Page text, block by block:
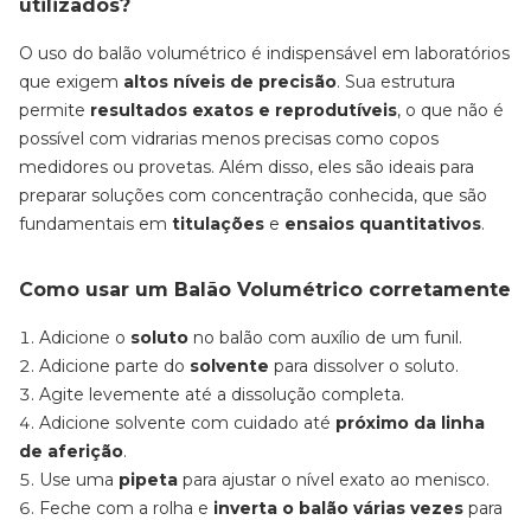
utilizados?
O uso do balão volumétrico é indispensável em laboratórios
que exigem altos níveis de precisão. Sua estrutura
permite resultados exatos e reprodutíveis, o que não é
possível com vidrarias menos precisas como copos
medidores ou provetas. Além disso, eles são ideais para
preparar soluções com concentração conhecida, que são
fundamentais em titulações e ensaios quantitativos.
Como usar um Balão Volumétrico corretamente
Adicione o soluto no balão com auxílio de um funil.
Adicione parte do solvente para dissolver o soluto.
Agite levemente até a dissolução completa.
Adicione solvente com cuidado até próximo da linha
de aferição.
Use uma pipeta para ajustar o nível exato ao menisco.
Feche com a rolha e inverta o balão várias vezes para